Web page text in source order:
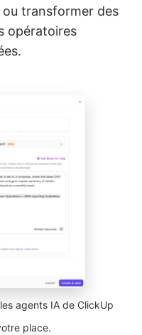
transformer des
opératoires
agents IA de ClickUp
place.